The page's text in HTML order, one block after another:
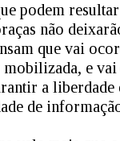
podem resultar
não
que vai
e vai
a liberdade
de